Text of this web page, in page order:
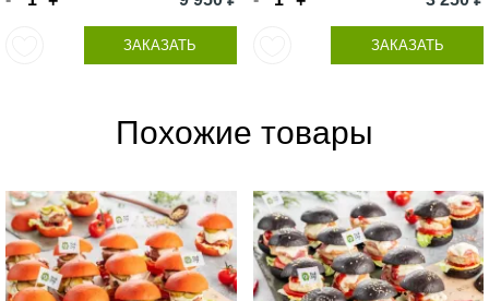
ЗАКАЗАТЬ ЗАКАЗАТЬ
Похожие товары